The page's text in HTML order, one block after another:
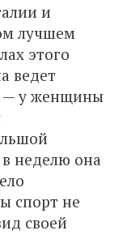
и
лучшем
этого
ведет
— у женщины
неделю она
спорт не
своей